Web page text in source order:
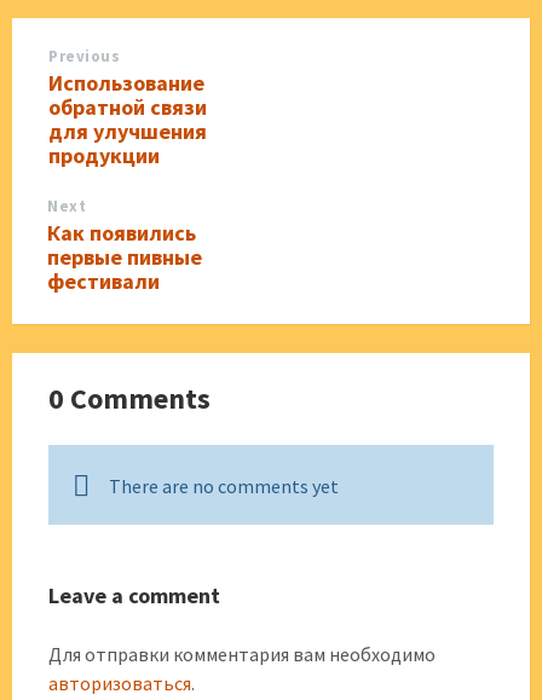
Previous
Использование
обратной связи
для улучшения
продукции
Next
Как появились
первые пивные
фестивали
0 Comments
There are no comments yet
Leave a comment
Для отправки комментария вам необходимо
авторизоваться.